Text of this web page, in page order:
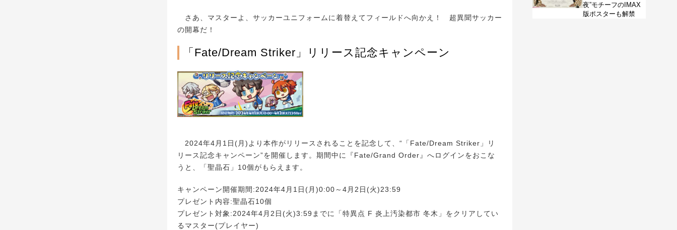
さあ、マスターよ、サッカーユニフォームに着替えてフィールドへ向かえ！ 超異聞サッカー
の開幕だ！
「Fate/Dream Striker」リリース記念キャンペーン
2024年4月1日(月)より本作がリリースされることを記念して、“「Fate/Dream Striker」リ
リース記念キャンペーン”を開催します。期間中に『Fate/Grand Order』へログインをおこな
うと、「聖晶石」10個がもらえます。
キャンペーン開催期間:2024年4月1日(月)0:00～4月2日(火)23:59
プレゼント内容:聖晶石10個
プレゼント対象:2024年4月2日(火)3:59までに「特異点 F 炎上汚染都市 冬木」をクリアしてい
るマスター(プレイヤー)
夜”モチーフのIMAX
版ポスターも解禁